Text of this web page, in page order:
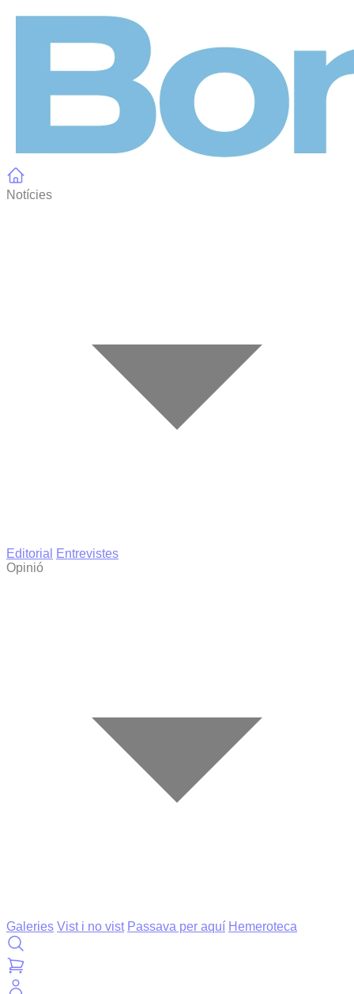
Notícies
Editorial
Entrevistes
Opinió
Galeries Vist i no vist Passava per aquí Hemeroteca